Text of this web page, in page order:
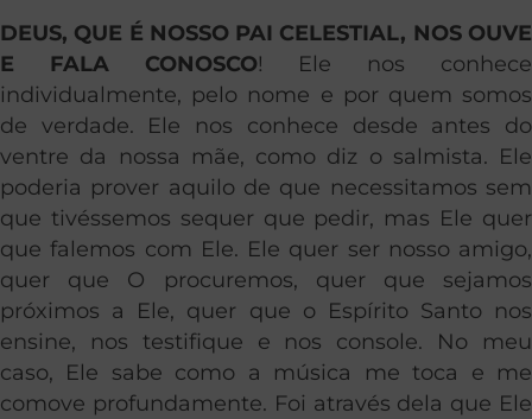
DEUS, QUE É NOSSO PAI CELESTIAL, NOS OUVE
E FALA CONOSCO! Ele nos conhece
individualmente, pelo nome e por quem somos
de verdade. Ele nos conhece desde antes do
ventre da nossa mãe, como diz o salmista. Ele
poderia prover aquilo de que necessitamos sem
que tivéssemos sequer que pedir, mas Ele quer
que falemos com Ele. Ele quer ser nosso amigo,
quer que O procuremos, quer que sejamos
próximos a Ele, quer que o Espírito Santo nos
ensine, nos testifique e nos console. No meu
caso, Ele sabe como a música me toca e me
comove profundamente. Foi através dela que Ele